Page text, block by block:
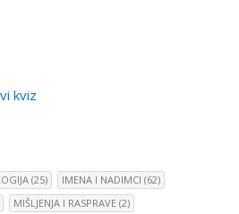
(25) IMENA I NADIMCI (62)
MIŠLJENJA I RASPRAVE (2)